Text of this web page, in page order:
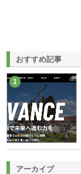
おすすめ記事
1
アーカイブ